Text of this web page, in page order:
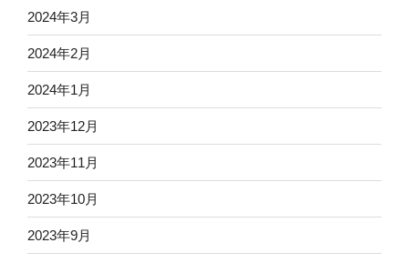
2024年3月
2024年2月
2024年1月
2023年12月
2023年11月
2023年10月
2023年9月